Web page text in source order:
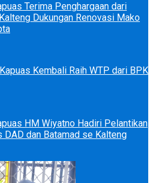
Terima Penghargaan dari
Dukungan Renovasi Mako
Kembali Raih WTP dari BPK
HM Wiyatno Hadiri Pelantikan
DAD dan Batamad se Kalteng